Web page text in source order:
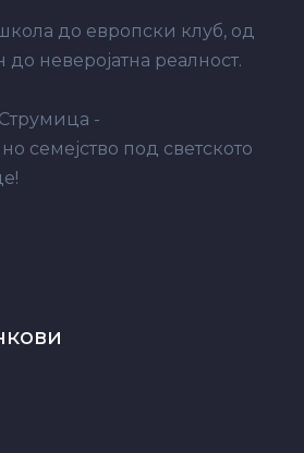
до европски клуб, од
неверојатна реалност.
-
семејство под светското